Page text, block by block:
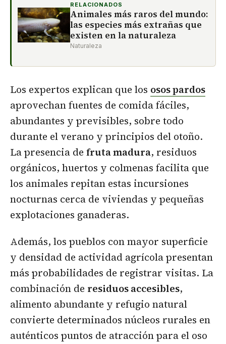
RELACIONADOS
Animales más raros del mundo:
las especies más extrañas que
existen en la naturaleza
Naturaleza
Los expertos explican que los osos pardos
aprovechan fuentes de comida fáciles,
abundantes y previsibles, sobre todo
durante el verano y principios del otoño.
La presencia de fruta madura, residuos
orgánicos, huertos y colmenas facilita que
los animales repitan estas incursiones
nocturnas cerca de viviendas y pequeñas
explotaciones ganaderas.
Además, los pueblos con mayor superficie
y densidad de actividad agrícola presentan
más probabilidades de registrar visitas. La
combinación de residuos accesibles,
alimento abundante y refugio natural
convierte determinados núcleos rurales en
auténticos puntos de atracción para el oso